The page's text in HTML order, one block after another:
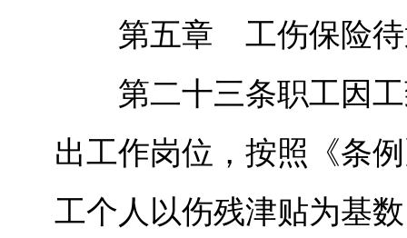
第五章 工伤保险待
第二十三条职工因工
出工作岗位，按照《条
工个人以伤残津贴为基